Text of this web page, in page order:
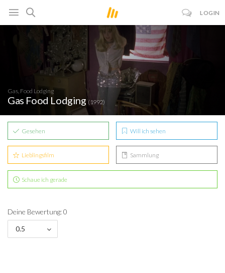
LOGIN
Gas, Food Lodging
Gas Food Lodging(1992)
Gesehen Will ich sehen
Lieblingsfilm Sammlung
Schaue ich gerade
Deine Bewertung: 0
0.5